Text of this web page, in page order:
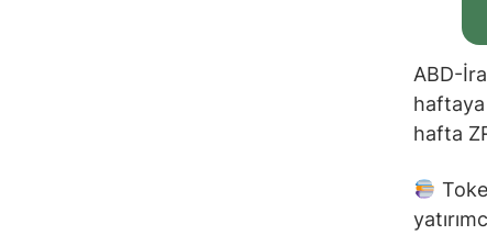
ABD-
haftaya
hafta